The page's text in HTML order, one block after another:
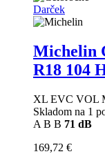
Darček
Michelin
R18 104
XL EVC VOL
Skladom na 1
A B B 71 dB
169,72 €